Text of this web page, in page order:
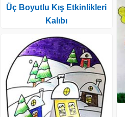
Üç Boyutlu Kış Etkinlikleri
Kalıbı